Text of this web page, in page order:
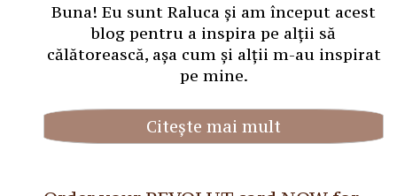
Buna! Eu sunt Raluca și am început acest
blog pentru a inspira pe alții să
călătorească, așa cum și alții m-au inspirat
pe mine.
Citește mai mult